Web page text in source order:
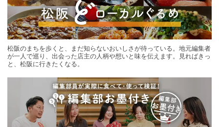
松阪のまちを歩くと、まだ知らないおいしさが待っている。地元編集者
が一人で巡り、出会った店主の人柄や想いと味を伝えます。見ればきっ
と、松阪に行きたくなる。